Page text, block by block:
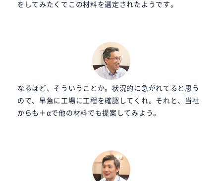
をしてみたくてこの材料を選定されたようです。
なるほど、そういうことか。状況的に急がれてると思う
ので、早急に工場に工程を確認してくれ。それと、当社
からも＋αで他の材料でも提案してみよう。